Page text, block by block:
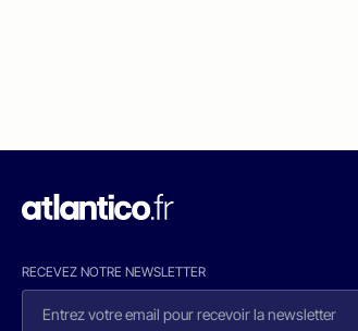
RECEVEZ NOTRE NEWSLETTER